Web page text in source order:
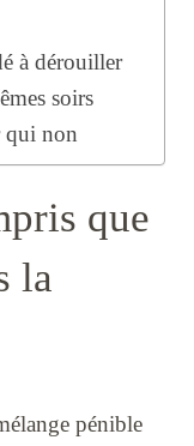
à dérouiller
soirs
non
que
la
pénible